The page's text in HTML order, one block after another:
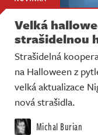
Velká
strašidelnou
Strašidelná
na Halloween z
velká aktualizace
nová strašidla.
Michal Burian